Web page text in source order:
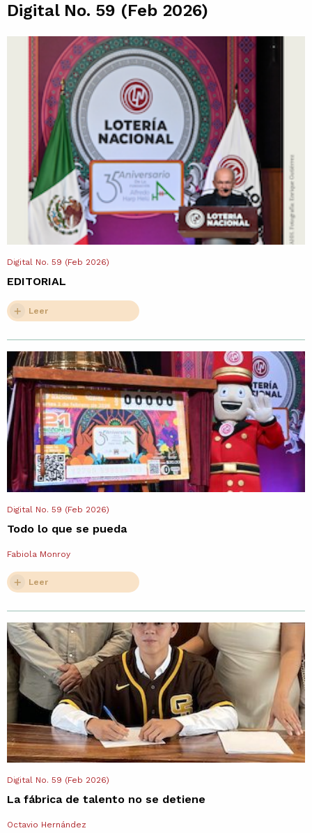
Digital No. 59 (Feb 2026)
Digital No. 59 (Feb 2026)
EDITORIAL
Leer
Digital No. 59 (Feb 2026)
Todo lo que se pueda
Fabiola Monroy
Leer
Digital No. 59 (Feb 2026)
La fábrica de talento no se detiene
Octavio Hernández